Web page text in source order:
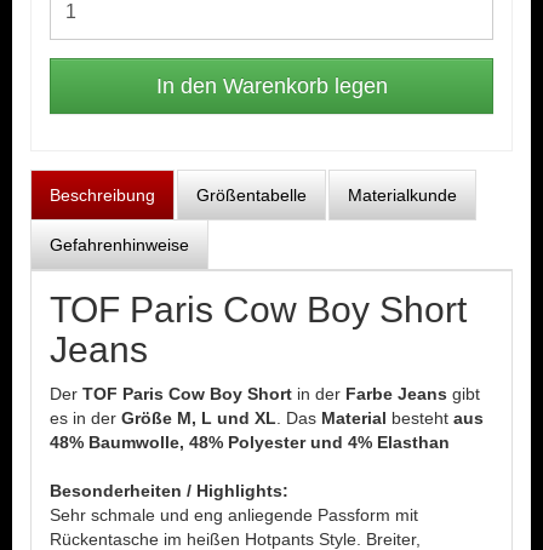
Beschreibung Größentabelle Materialkunde
Gefahrenhinweise
TOF Paris Cow Boy Short
Jeans
Der TOF Paris Cow Boy Short in der Farbe Jeans gibt
es in der Größe M, L und XL . Das Material besteht aus
48% Baumwolle, 48% Polyester und 4% Elasthan
Besonderheiten / Highlights:
Sehr schmale und eng anliegende Passform mit
Rückentasche im heißen Hotpants Style. Breiter,